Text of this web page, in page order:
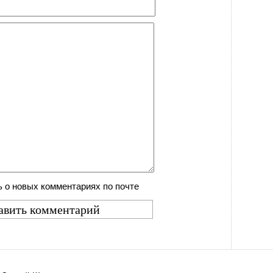
новых комментариях по почте